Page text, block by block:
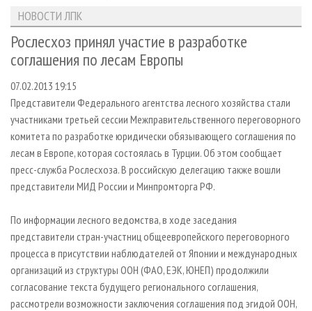
ЛЕСОЗАГОТОВКА
ЛЕСОПИЛЕНИЕ
СУШКА ДРЕВЕСИНЫ
ПРОИЗВОДСТВО ДРЕВЕСНЫХ ПЛИТ
ДЕРЕВЯННОЕ ДОМОСТРОЕНИЕ
ПРОИЗВОДСТВО МЕБЕЛИ
БИОЭНЕРГЕТИКА
ЦБП
ИНСТРУМЕНТ И МАТЕРИАЛЫ
НОВОСТИ ЛПК
НОВОСТИ ЖУРНАЛА
ПРОЕКТЫ ЛПИ
АНАЛИТИКА
ПРЕДПРИЯТИЯ ЛПК
ПЕРСОНЫ
МОБИЛЬНЫЕ ВЫСТАВКИ
ОФИЦИАЛЬНЫЕ ДЕЛЕГАЦИИ
ПРИОРИТЕТНЫЕ ИНВЕСТПРОЕКТЫ
RUSSIAN FORESTRY REVIEW
ГАЗЕТА ЛЕСПРОМФОРУМ
БИБЛИОТЕКА СПЕЦИАЛИСТА
АРХИВ ЖУРНАЛОВ
О ЖУРНАЛЕ
ПОДПИСКА
КОНТАКТЫ
РЕКЛАМОДАТЕЛЯМ
РЕКЛАМА
РЕКЛАМА НА САЙТЕ
НОВОСТИ ЛПК
Рослесхоз принял участие в разработке
соглашения по лесам Европы
07.02.2013 19:15
Представители Федерального агентства лесного хозяйства стали
участниками третьей сессии Межправительственного переговорного
комитета по разработке юридически обязывающего соглашения по
лесам в Европе, которая состоялась в Турции. Об этом сообщает
пресс-служба Рослесхоза. В российскую делегацию также вошли
представители МИД России и Минпромторга РФ.
По информации лесного ведомства, в ходе заседания
представители стран-участниц общеевропейского переговорного
процесса в присутствии наблюдателей от Японии и международных
организаций из структуры ООН (ФАО, ЕЭК, ЮНЕП) продолжили
согласование текста будущего регионального соглашения,
рассмотрели возможности заключения соглашения под эгидой ООН,